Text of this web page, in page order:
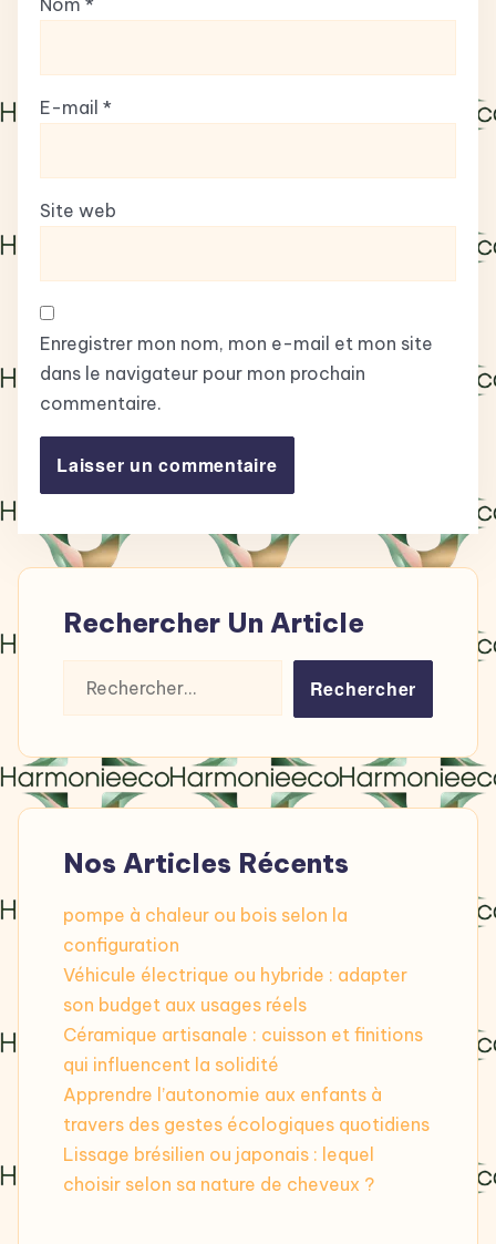
E-mail *
Site web
Enregistrer mon nom, mon e-mail et mon site
dans le navigateur pour mon prochain
commentaire.
Rechercher Un Article
Nos Articles Récents
pompe à chaleur ou bois selon la
configuration
Véhicule électrique ou hybride : adapter
son budget aux usages réels
Céramique artisanale : cuisson et finitions
qui influencent la solidité
Apprendre l’autonomie aux enfants à
travers des gestes écologiques quotidiens
Lissage brésilien ou japonais : lequel
choisir selon sa nature de cheveux ?